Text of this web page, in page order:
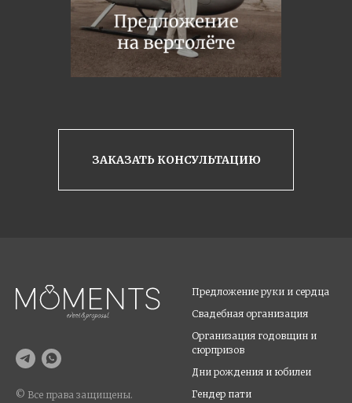
ЗАКАЗАТЬ КОНСУЛЬТАЦИЮ
© Все права защищены.
Предложение руки и сердца
Свадебная организация
Организация годовщин и
сюрпризов
Дни рождения и юбилеи
Гендер пати